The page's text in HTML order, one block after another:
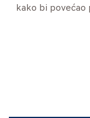
kako bi povećao